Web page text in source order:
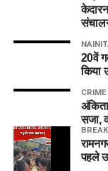
20वें
किया
CRIME
सजा,
पहले